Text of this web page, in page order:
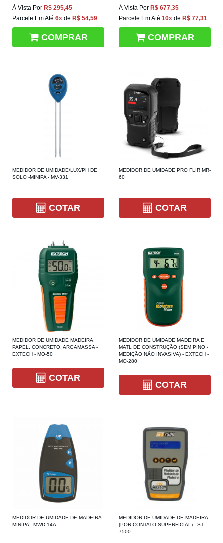
À Vista Por R$ 295,45
Parcele Em Até 6x de R$ 54,59
COMPRAR
À Vista Por R$ 677,35
Parcele Em Até 10x de R$ 77,31
COMPRAR
MEDIDOR DE UMIDADE/LUX/PH DE
SOLO -MINIPA - MV-331
COTAR
MEDIDOR DE UMIDADE PRO FLIR MR-
60
COTAR
MEDIDOR DE UMIDADE MADEIRA,
PAPEL, CONCRETO, ARGAMASSA -
EXTECH - MO-50
COTAR
MEDIDOR DE UMIDADE MADEIRA E
MATL DE CONSTRUÇÃO (SEM PINO -
MEDIÇÃO NÃO INVASIVA) - EXTECH -
MO-280
COTAR
MEDIDOR DE UMIDADE DE MADEIRA -
MINIPA - MWD-14A
MEDIDOR DE UMIDADE DE MADEIRA
(POR CONTATO SUPERFICIAL) - ST-
7500